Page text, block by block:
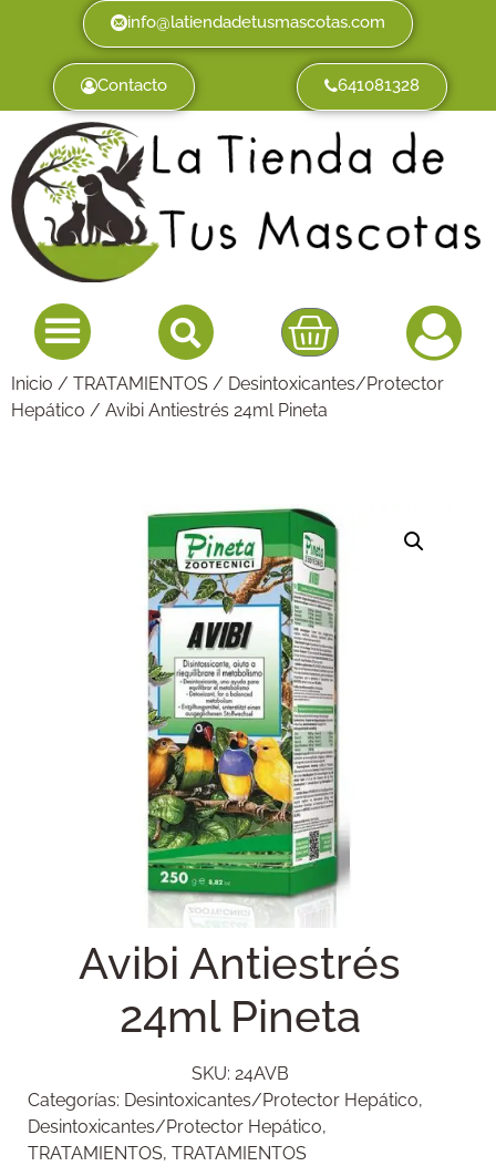
info@latiendadetusmascotas.com
Contacto 641081328
Inicio / TRATAMIENTOS / Desintoxicantes/Protector
Hepático / Avibi Antiestrés 24ml Pineta
Avibi Antiestrés
24ml Pineta
SKU: 24AVB
Categorías: Desintoxicantes/Protector Hepático,
Desintoxicantes/Protector Hepático,
TRATAMIENTOS, TRATAMIENTOS